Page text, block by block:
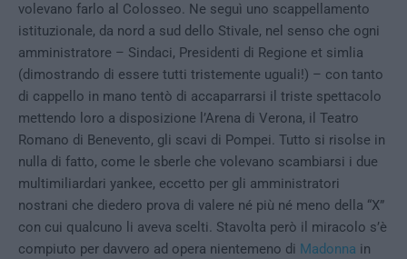
volevano farlo al Colosseo. Ne seguì uno scappellamento
istituzionale, da nord a sud dello Stivale, nel senso che ogni
amministratore – Sindaci, Presidenti di Regione et simlia
(dimostrando di essere tutti tristemente uguali!) – con tanto
di cappello in mano tentò di accaparrarsi il triste spettacolo
mettendo loro a disposizione l’Arena di Verona, il Teatro
Romano di Benevento, gli scavi di Pompei. Tutto si risolse in
nulla di fatto, come le sberle che volevano scambiarsi i due
multimiliardari yankee, eccetto per gli amministratori
nostrani che diedero prova di valere né più né meno della “X”
con cui qualcuno li aveva scelti. Stavolta però il miracolo s’è
compiuto per davvero ad opera nientemeno di Madonna in